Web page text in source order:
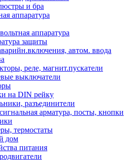
и бра
аппаратура
аппаратура
защиты
автом. ввода
реле, магнит.пускатели
выключатели
на DIN рейку
разъединители
арматура, посты, кнопки
термостаты
дом
питания